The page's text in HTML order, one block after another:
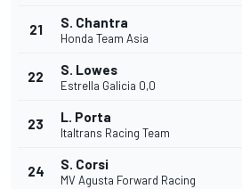
21 S. Chantra
Honda Team Asia
22 S. Lowes
Estrella Galicia 0,0
23 L. Porta
Italtrans Racing Team
24 S. Corsi
MV Agusta Forward Racing